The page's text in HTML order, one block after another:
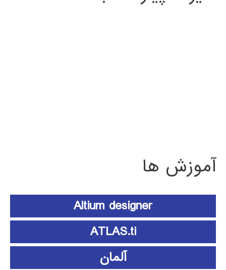
آموزش ها
Altium designer
ATLAS.ti
آلمان